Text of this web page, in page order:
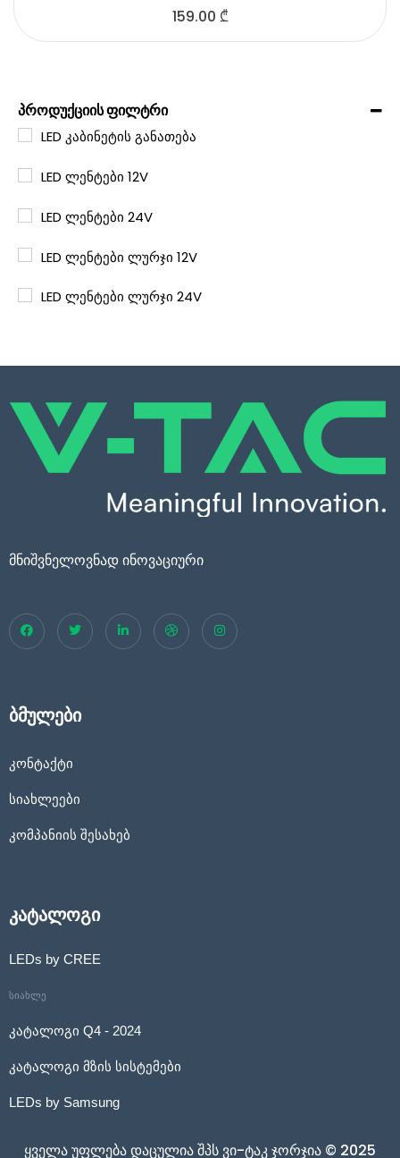
159.00 ₾
პროდუქციის ფილტრი
LED კაბინეტის განათება
LED ლენტები 12V
LED ლენტები 24V
LED ლენტები ლურჯი 12V
LED ლენტები ლურჯი 24V
LED ლენტები ყვითელი 24V
LED ლენტები წითელი 12V
LED ლენტები წითელი 24V
LED ლენტის კვების ბლოკი 24V
მნიშვნელოვნად ინოვაციური
ბმულები
კონტაქტი
სიახლეები
კომპანიის შესახებ
კატალოგი
LEDs by CREE
სიახლე
კატალოგი Q4 - 2024
კატალოგი მზის სისტემები
LEDs by Samsung
ყველა უფლება დაცულია შპს ვი-ტაკ ჯორჯია © 2025